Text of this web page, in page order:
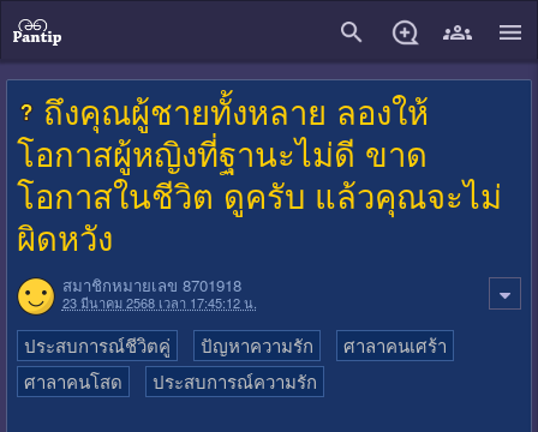
ถึงคุณผู้ชายทั้งหลาย ลองให้
โอกาสผู้หญิงที่ฐานะไม่ดี ขาด
โอกาสในชีวิต ดูครับ แล้วคุณจะไม่
ผิดหวัง
สมาชิกหมายเลข 8701918
23 มีนาคม 2568 เวลา 17:45:12 น.
ประสบการณ์ชีวิตคู่ ปัญหาความรัก
ศาลาคนเศร้า
ศาลาคนโสด
ประสบการณ์ความรัก
close